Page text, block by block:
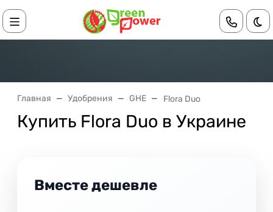
Главная Удобрения GHE Flora Duo
Купить Flora Duo в Украине
Вместе дешевле